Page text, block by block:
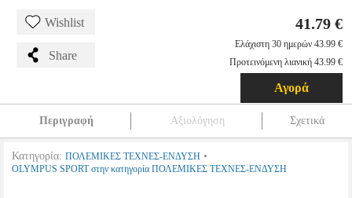
Wishlist
Share
41.79 €
Ελάχιστη 30 ημερών 43.99 €
Προτεινόμενη λιανική 43.99 €
Αγορά
Περιγραφή Αξιολόγηση Σχετικά
Κατηγορία: ΠΟΛΕΜΙΚΕΣ ΤΕΧΝΕΣ-ΕΝΔΥΣΗ •
OLYMPUS SPORT στην κατηγορία ΠΟΛΕΜΙΚΕΣ ΤΕΧΝΕΣ-ΕΝΔΥΣΗ